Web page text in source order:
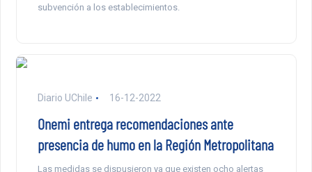
subvención a los establecimientos.
Diario UChile 16-12-2022
Onemi entrega recomendaciones ante
presencia de humo en la Región Metropolitana
Las medidas se dispusieron ya que existen ocho alertas